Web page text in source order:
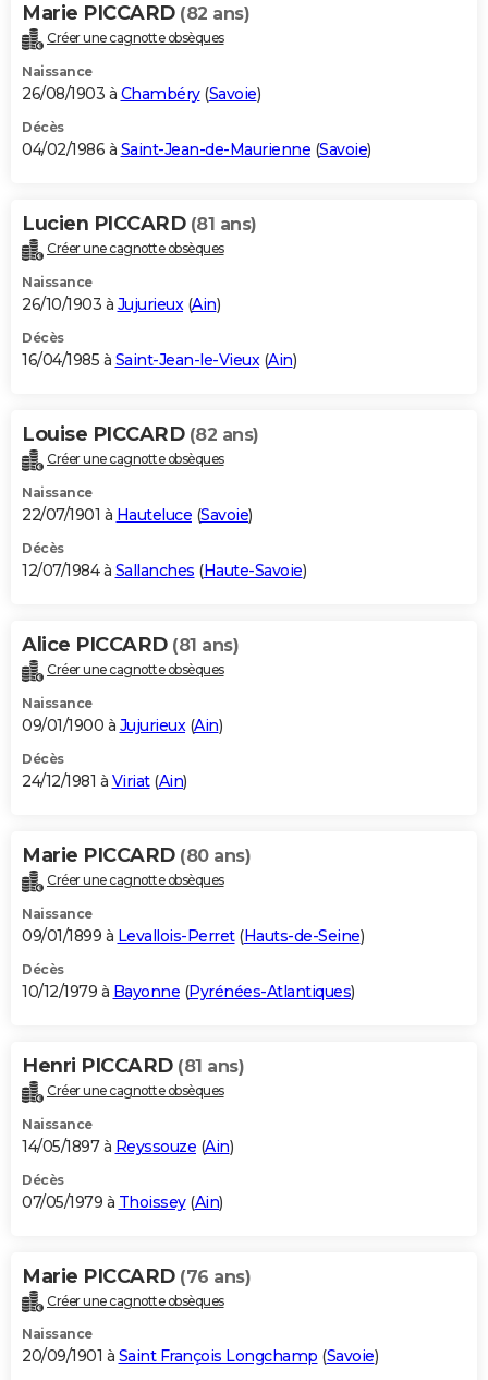
Marie PICCARD (82 ans)
Créer une cagnotte obsèques
Naissance
26/08/1903 à Chambéry(Savoie)
Décès
04/02/1986 à Saint-Jean-de-Maurienne (Savoie)
Lucien PICCARD (81 ans)
Créer une cagnotte obsèques
Naissance
26/10/1903 à Jujurieux(Ain)
Décès
16/04/1985 à Saint-Jean-le-Vieux(Ain)
Louise PICCARD (82 ans)
Créer une cagnotte obsèques
Naissance
22/07/1901 à Hauteluce (Savoie)
Décès
12/07/1984 à Sallanches (Haute-Savoie)
Alice PICCARD (81 ans)
Créer une cagnotte obsèques
Naissance
09/01/1900 à Jujurieux(Ain)
Décès
24/12/1981 à Viriat(Ain)
Marie PICCARD (80 ans)
Créer une cagnotte obsèques
Naissance
09/01/1899 à Levallois-Perret(Hauts-de-Seine)
Décès
10/12/1979 à Bayonne (Pyrénées-Atlantiques)
Henri PICCARD (81 ans)
Créer une cagnotte obsèques
Naissance
14/05/1897 à Reyssouze (Ain)
Décès
07/05/1979 à Thoissey(Ain)
Marie PICCARD (76 ans)
Créer une cagnotte obsèques
Naissance
20/09/1901 à Saint François Longchamp (Savoie)